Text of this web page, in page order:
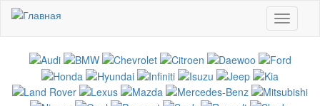
Перейти к основному содержанию
Toggle